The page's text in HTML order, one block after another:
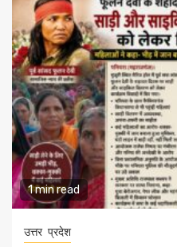
1 min read
उत्तर प्रदेश